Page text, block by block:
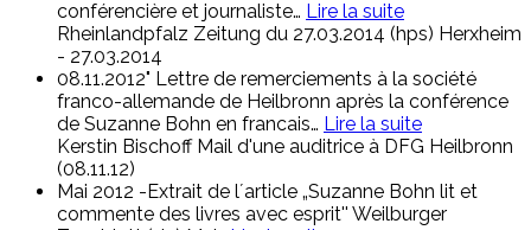
conférencière et journaliste… Lire la suite
Rheinlandpfalz Zeitung du 27.03.2014 (hps) Herxheim
- 27.03.2014
08.11.2012" Lettre de remerciements à la société
franco-allemande de Heilbronn après la conférence
de Suzanne Bohn en francais… Lire la suite
Kerstin Bischoff Mail d'une auditrice à DFG Heilbronn
(08.11.12)
Mai 2012 -Extrait de l´article „Suzanne Bohn lit et
commente des livres avec esprit'' Weilburger